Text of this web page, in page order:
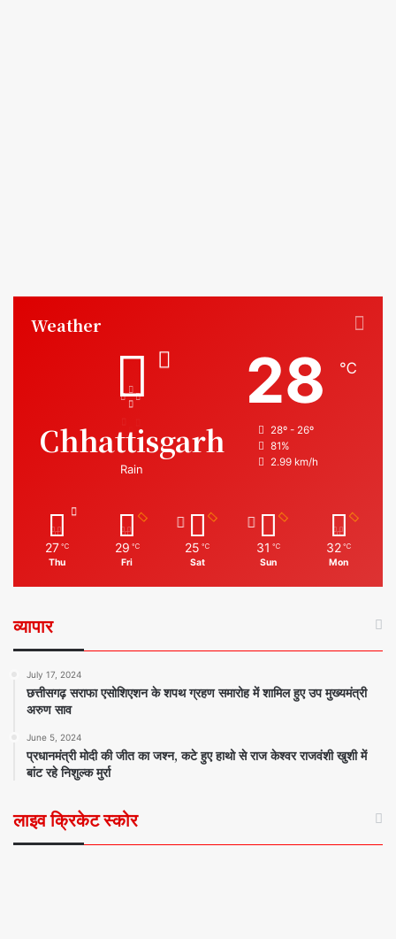
Weather
Chhattisgarh
Rain
28 ℃
28º - 26º
81%
2.99 km/h
27 ℃
Thu
29 ℃
Fri
25 ℃
Sat
31 ℃
Sun
32 ℃
Mon
व्यापार
July 17, 2024
छत्तीसगढ़ सराफा एसोशिएशन के शपथ ग्रहण समारोह में शामिल हुए उप मुख्यमंत्री
अरुण साव
June 5, 2024
प्रधानमंत्री मोदी की जीत का जश्न, कटे हुए हाथो से राज केश्वर राजवंशी खुशी में
बांट रहे निशुल्क मुर्रा
लाइव क्रिकेट स्कोर